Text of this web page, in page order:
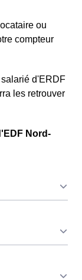
ou
compteur
d'ERDF
les retrouver
Nord-
ou ailleurs. 💡